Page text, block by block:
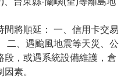
將順延： 一、信用卡交易
二、遇颱風地震等天災、公
，或遇系統設備維護，倉
素。